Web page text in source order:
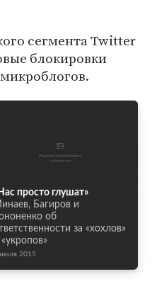
сегмента Twitter
блокировки
просто глушат»
Багиров и
об
за «хохлов»
2015